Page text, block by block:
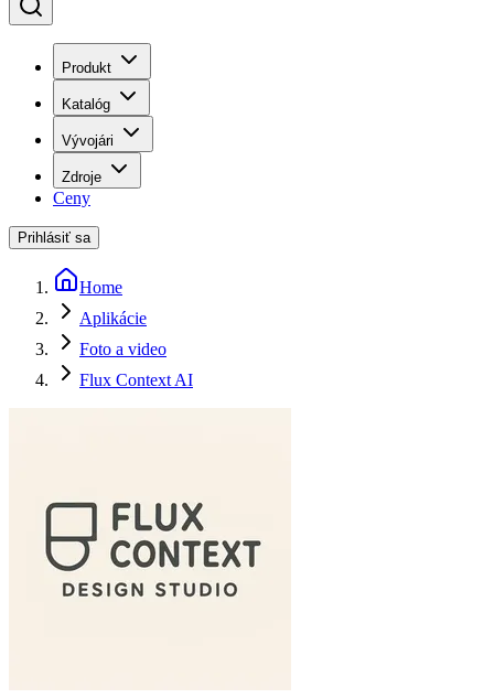
Produkt
Katalóg
Vývojári
Zdroje
Ceny
Prihlásiť sa
Home
Aplikácie
Foto a video
Flux Context AI